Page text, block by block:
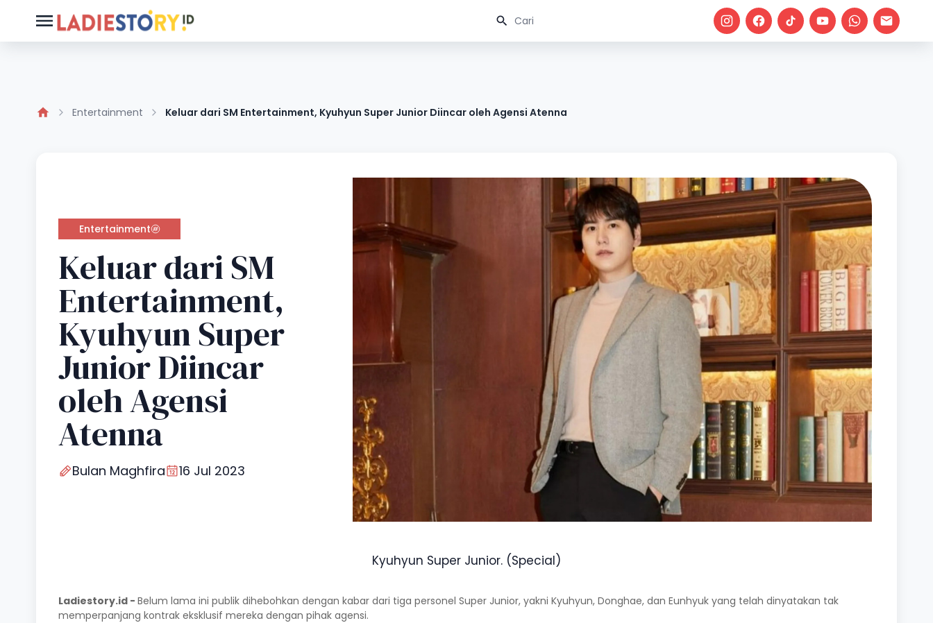
Entertainment Keluar dari SM Entertainment, Kyuhyun Super Junior Diincar oleh Agensi Atenna
Entertainment
Keluar dari SM
Entertainment,
Kyuhyun Super
Junior Diincar
oleh Agensi
Atenna
Bulan Maghfira 16 Jul 2023
Kyuhyun Super Junior. (Special)
Ladiestory.id - Belum lama ini publik dihebohkan dengan kabar dari tiga personel Super Junior, yakni Kyuhyun, Donghae, dan Eunhyuk yang telah dinyatakan tak
memperpanjang kontrak eksklusif mereka dengan pihak agensi.